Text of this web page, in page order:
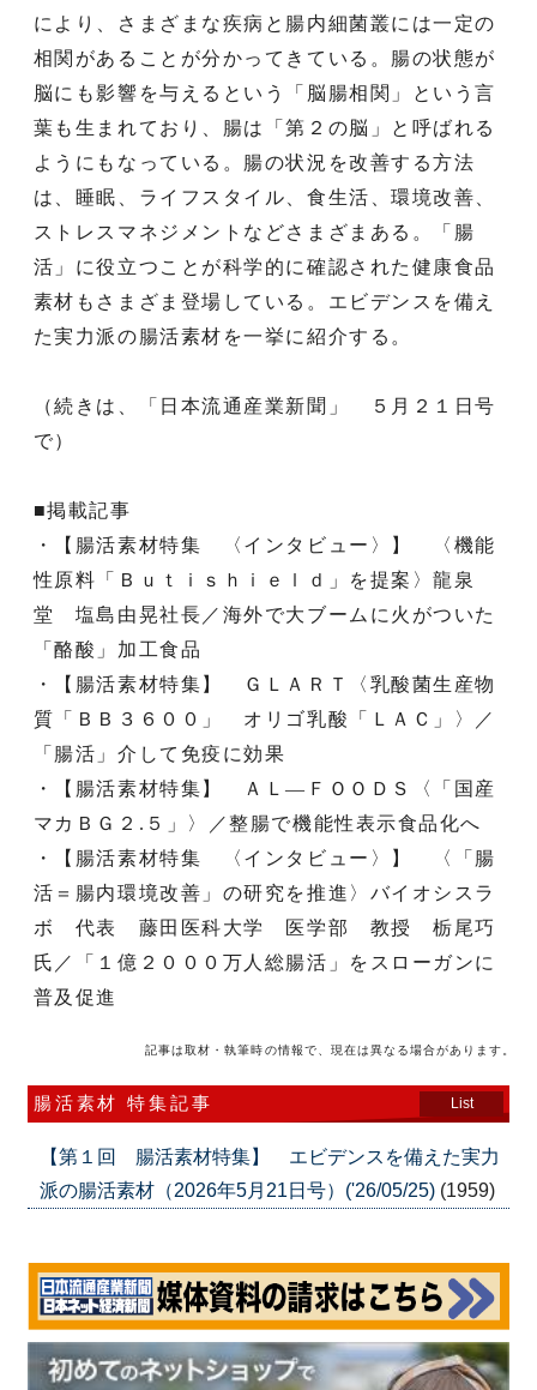
により、さまざまな疾病と腸内細菌叢には一定の
相関があることが分かってきている。腸の状態が
脳にも影響を与えるという「脳腸相関」という言
葉も生まれており、腸は「第２の脳」と呼ばれる
ようにもなっている。腸の状況を改善する方法
は、睡眠、ライフスタイル、食生活、環境改善、
ストレスマネジメントなどさまざまある。「腸
活」に役立つことが科学的に確認された健康食品
素材もさまざま登場している。エビデンスを備え
た実力派の腸活素材を一挙に紹介する。
（続きは、「日本流通産業新聞」 ５月２１日号
で）
■掲載記事
・【腸活素材特集 〈インタビュー〉】 〈機能
性原料「Ｂｕｔｉｓｈｉｅｌｄ」を提案〉龍泉
堂 塩島由晃社長／海外で大ブームに火がついた
「酪酸」加工食品
・【腸活素材特集】 ＧＬＡＲＴ〈乳酸菌生産物
質「ＢＢ３６００」 オリゴ乳酸「ＬＡＣ」〉／
「腸活」介して免疫に効果
・【腸活素材特集】 ＡＬ―ＦＯＯＤＳ〈「国産
マカＢＧ２.５」〉／整腸で機能性表示食品化へ
・【腸活素材特集 〈インタビュー〉】 〈「腸
活＝腸内環境改善」の研究を推進〉バイオシスラ
ボ 代表 藤田医科大学 医学部 教授 栃尾巧
氏／「１億２０００万人総腸活」をスローガンに
普及促進
記事は取材・執筆時の情報で、現在は異なる場合があります。
腸活素材 特集記事 List
【第１回 腸活素材特集】 エビデンスを備えた実力
派の腸活素材（2026年5月21日号）('26/05/25) (1959)